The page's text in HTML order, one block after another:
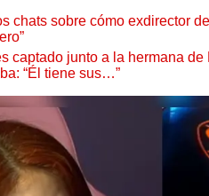
chats sobre cómo exdirector
captado junto a la hermana
“Él tiene sus…”